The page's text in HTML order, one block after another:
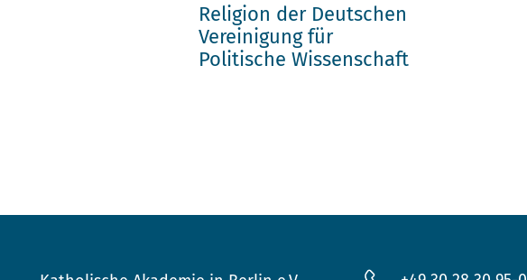
Religion der Deutschen
Vereinigung für
Politische Wissenschaft